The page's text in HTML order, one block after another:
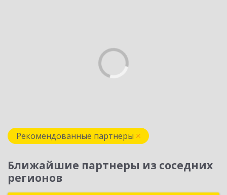
Рекомендованные партнеры
Ближайшие партнеры из соседних
регионов